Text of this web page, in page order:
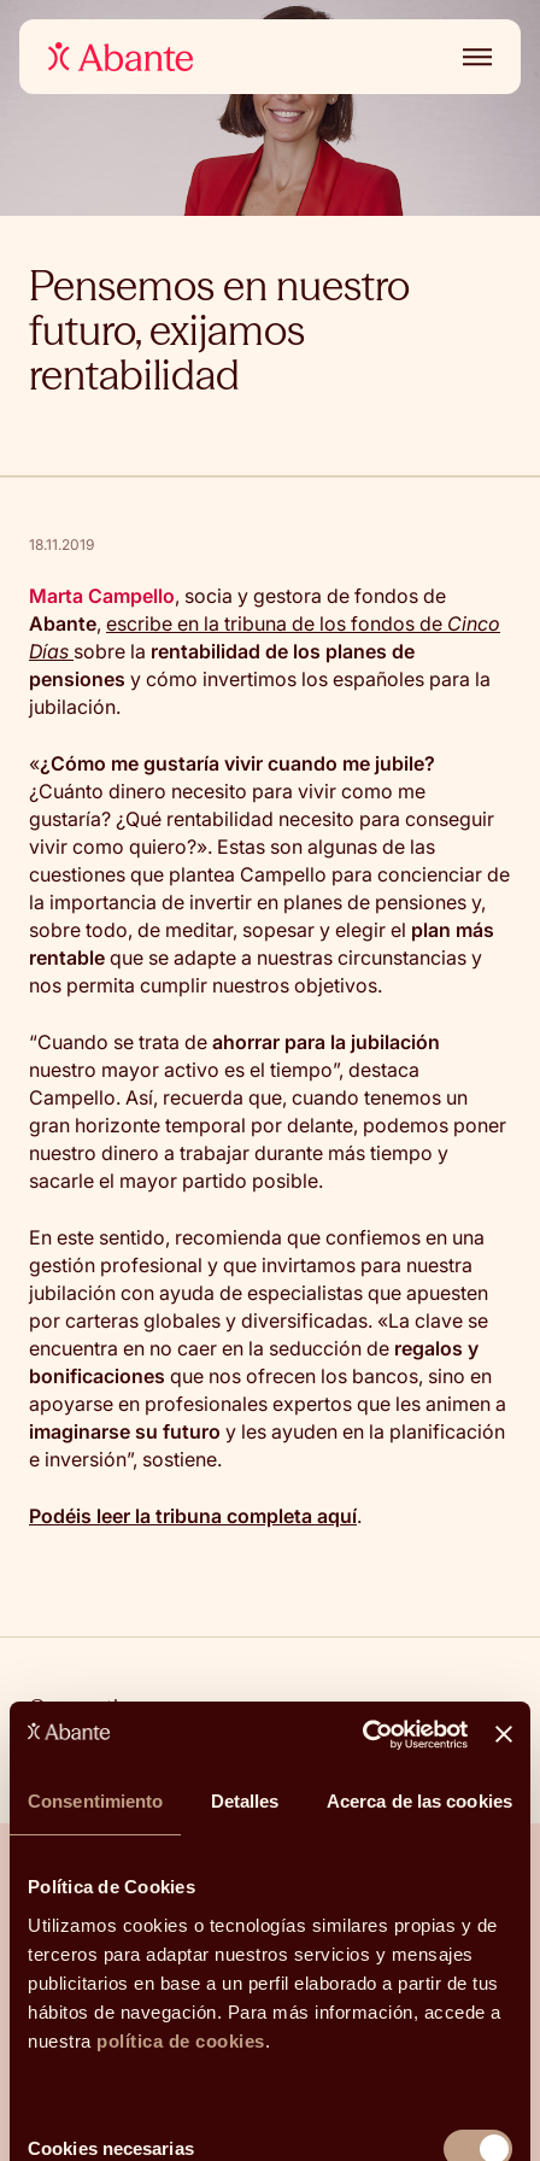
Consentimiento Detalles Acerca de las cookies
Política de Cookies
Utilizamos cookies o tecnologías similares propias y de
terceros para adaptar nuestros servicios y mensajes
publicitarios en base a un perfil elaborado a partir de tus
hábitos de navegación. Para más información, accede a
nuestra política de cookies.
deCookies necesarias
Pensemos en nuestro
futuro, exijamos
rentabilidad
18.11.2019
Marta Campello, socia y gestora de fondos de
Abante, escribe en la tribuna de los fondos de Cinco
Días sobre la rentabilidad de los planes de
pensiones y cómo invertimos los españoles para la
jubilación.
«¿Cómo me gustaría vivir cuando me jubile?
¿Cuánto dinero necesito para vivir como me
gustaría? ¿Qué rentabilidad necesito para conseguir
vivir como quiero?». Estas son algunas de las
cuestiones que plantea Campello para concienciar de
la importancia de invertir en planes de pensiones y,
sobre todo, de meditar, sopesar y elegir el plan más
rentable que se adapte a nuestras circunstancias y
nos permita cumplir nuestros objetivos.
“Cuando se trata de ahorrar para la jubilación
nuestro mayor activo es el tiempo”, destaca
Campello. Así, recuerda que, cuando tenemos un
gran horizonte temporal por delante, podemos poner
nuestro dinero a trabajar durante más tiempo y
sacarle el mayor partido posible.
En este sentido, recomienda que confiemos en una
gestión profesional y que invirtamos para nuestra
jubilación con ayuda de especialistas que apuesten
por carteras globales y diversificadas. «La clave se
encuentra en no caer en la seducción de regalos y
bonificaciones que nos ofrecen los bancos, sino en
apoyarse en profesionales expertos que les animen a
imaginarse su futuro y les ayuden en la planificación
e inversión”, sostiene.
Podéis leer la tribuna completa aquí.
Compartir
¿Hablamos?
Una conversación para orientarte con
claridad.
es